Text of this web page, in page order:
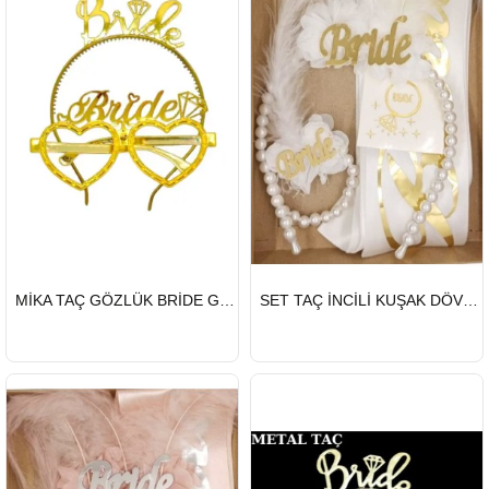
GÖNDERİ
GÖNDERİ
SET TAÇ İNCİLİ KUŞAK DÖVME 4 LÜ BEYAZ GOLD